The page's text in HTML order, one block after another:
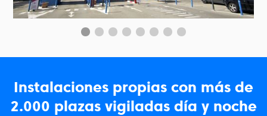
Instalaciones propias con más de
2.000 plazas vigiladas día y noche